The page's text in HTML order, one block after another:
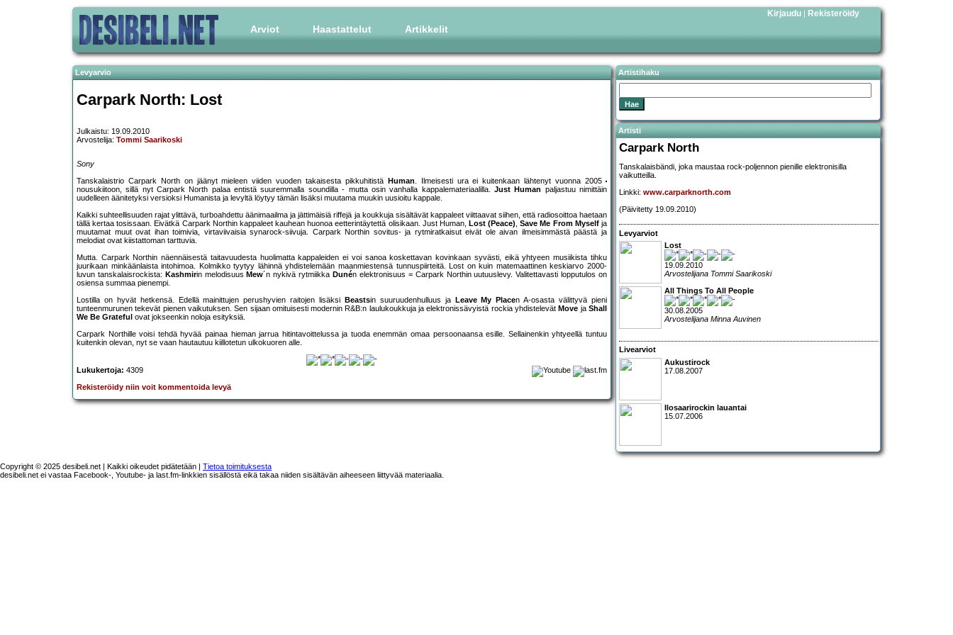
Arviot Haastattelut Artikkelit
Kirjaudu | Rekisteröidy
Levyarvio
Carpark North: Lost
Julkaistu: 19.09.2010
Arvostelija: Tommi Saarikoski
Sony
Tanskalaistrio Carpark North on jäänyt mieleen viiden vuoden takaisesta pikkuhitistä
Human. Ilmeisesti ura ei kuitenkaan lähtenyt vuonna 2005
nousukiitoon, sillä nyt Carpark North palaa entistä suuremmalla soundilla - mutta osin vanhalla kappalemateriaalilla. Just Human paljastuu nimittäin
uudelleen äänitetyksi versioksi Humanista ja levyltä löytyy tämän lisäksi muutama muukin uusioitu kappale.
Kaikki suhteellisuuden rajat ylittävä, turboahdettu äänimaailma ja jättimäisiä riffejä ja koukkuja sisältävät kappaleet viittaavat siihen, että radiosoittoa haetaan
tällä kertaa tosissaan. Eivätkä Carpark Northin kappaleet kauhean huonoa eetterintäytettä olisikaan. Just Human, Lost (Peace),Save Me From Myselfja
muutamat muut ovat ihan toimivia, virtaviivaisia synarock-siivuja. Carpark Northin sovitus- ja rytmiratkaisut eivät ole aivan ilmeisimmästä päästä ja
melodiat ovat kiistattoman tarttuvia.
Mutta. Carpark Northin näennäisestä taitavuudesta huolimatta kappaleiden ei voi sanoa koskettavan kovinkaan syvästi, eikä yhtyeen musiikista tihku
juurikaan minkäänlaista intohimoa. Kolmikko tyytyy lähinnä yhdistelemään maanmiestensä tunnuspiirteitä. Lost on kuin matemaattinen keskiarvo 2000-
luvun tanskalaisrockista: Kashmirin melodisuus Mew´n nykivä rytmiikka Dunén elektronisuus = Carpark Northin uutuuslevy. Valitettavasti lopputulos on
osiensa summaa pienempi.
Lostilla on hyvät hetkensä. Edellä mainittujen perushyvien raitojen lisäksi
Beastsin suuruudenhulluus ja Leave My Placen A-osasta välittyvä pieni
tunteenmurunen tekevät pienen vaikutuksen. Sen sijaan omituisesti modernin R&B:n laulukoukkuja ja elektronissävyistä rockia yhdistelevät Move ja Shall
We Be Grateful ovat jokseenkin noloja esityksiä.
Carpark Northille voisi tehdä hyvää painaa hieman jarrua hitintavoittelussa ja tuoda enemmän omaa persoonaansa esille. Sellainenkin yhtyeellä tuntuu
kuitenkin olevan, nyt se vaan hautautuu kiillotetun ulkokuoren alle.
Lukukertoja: 4309
Rekisteröidy niin voit kommentoida levyä
Artistihaku
Artisti
Carpark North
Tanskalaisbändi, joka maustaa rock-poljennon pienille elektronisilla
vaikutteilla.
Linkki: www.carparknorth.com
(Päivitetty 19.09.2010)
Levyarviot
Lost
19.09.2010
Arvostelijana Tommi Saarikoski
All Things To All People
30.08.2005
Arvostelijana Minna Auvinen
Livearviot
Aukustirock
17.08.2007
Ilosaarirockin lauantai
15.07.2006
Copyright © 2025 desibeli.net | Kaikki oikeudet pidätetään | Tietoa toimituksesta
desibeli.net ei vastaa Facebook-, Youtube- ja last.fm-linkkien sisällöstä eikä takaa niiden sisältävän aiheeseen liittyvää materiaalia.